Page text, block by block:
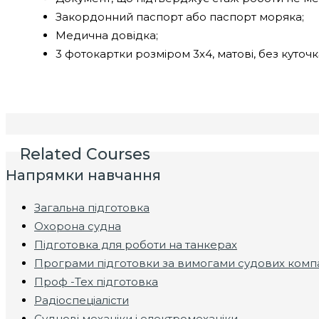
Закордонний паспорт або паспорт моряка;
Медична довідка;
3 фотокартки розміром 3х4, матові, без
Related Courses
Напрямки навчання
Загальна підготовка
Охорона судна
Підготовка для роботи на танкерах
Програми підготовки за вимогами судових
Проф -Тех підготовка
Радіоспеціалісти